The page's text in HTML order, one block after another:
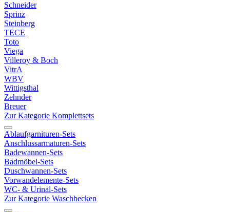
Schneider
Sprinz
Steinberg
TECE
Toto
Viega
Villeroy & Boch
VitrA
WBV
Wittigsthal
Zehnder
Breuer
Zur Kategorie Komplettsets
Ablaufgarnituren-Sets
Anschlussarmaturen-Sets
Badewannen-Sets
Badmöbel-Sets
Duschwannen-Sets
Vorwandelemente-Sets
WC- & Urinal-Sets
Zur Kategorie Waschbecken